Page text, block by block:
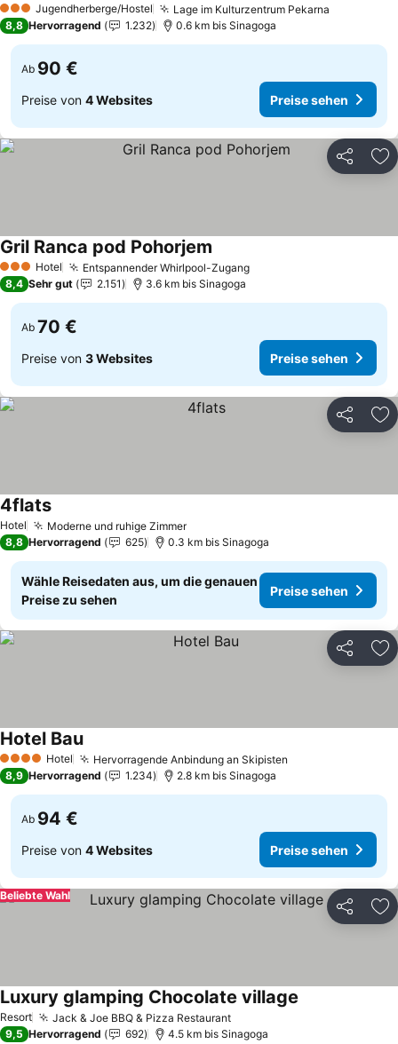
3 SterneJugendherberge/Hostel Lage im Kulturzentrum Pekarna
8,8 Hervorragend 1.232 0.6 km bis Sinagoga
Ab 90 €
Preise von 4 Websites Preise sehen
Teilen
3 SterneHotel Entspannender Whirlpool-ZugangPreise sehen
Gril Ranca pod Pohorjem
8,4 Sehr gut 2.151 3.6 km bis Sinagoga
Ab 70 €
Preise von 3 Websites Preise sehen
Teilen
Hotel Moderne und ruhige ZimmerPreise sehen
4flatsPreise sehen
8,8 Hervorragend 625 0.3 km bis Sinagoga
Wähle Reisedaten aus, um die genauen
Preise zu sehen
Preise sehen
Teilen
4 Sterne Hotel Hervorragende Anbindung an Skipisten
Hotel BauPreise sehen
8,9 Hervorragend 1.234 2.8 km bis Sinagoga
Ab 94 €
Preise von 4 Websites Preise sehen
Teilen
Beliebte Wahl
Resort Jack & Joe BBQ & Pizza RestaurantPreise sehen
Luxury glamping Chocolate village
9,5 Hervorragend 692 4.5 km bis Sinagoga